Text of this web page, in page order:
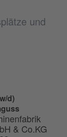
und
d)
& Co.KG